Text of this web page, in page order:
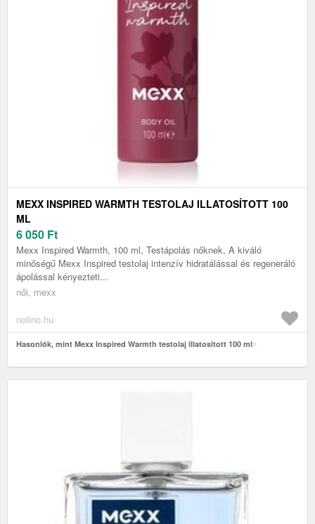
MEXX INSPIRED WARMTH TESTOLAJ ILLATOSÍTOTT 100
ML
6 050 Ft
Mexx Inspired Warmth, 100 ml, Testápolás nőknek, A kiváló
minőségű Mexx Inspired testolaj intenzív hidratálással és regeneráló
ápolással kényezteti...
női, mexx
notino.hu
Hasonlók, mint Mexx Inspired Warmth testolaj illatosított 100 ml